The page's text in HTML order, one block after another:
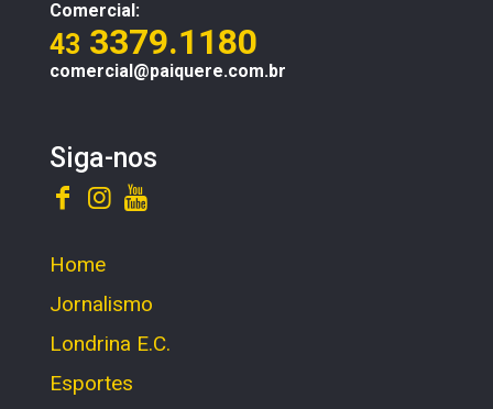
Comercial:
43 3379.1180
comercial@paiquere.com.br
Siga-nos
Home
Jornalismo
Londrina E.C.
Esportes